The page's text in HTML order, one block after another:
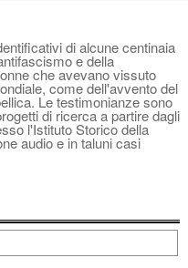
di alcune centinaia
e della
che avevano vissuto
come dell'avvento del
Le testimonianze sono
di ricerca a partire dagli
l'Istituto Storico della
audio e in taluni casi